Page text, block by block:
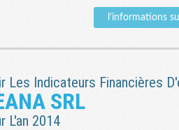
l'informations
Les Indicateurs Financières
SRL
L'an 2014